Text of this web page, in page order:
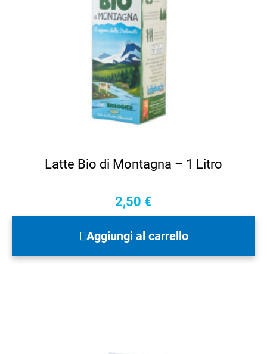
Latte Bio di Montagna – 1 Litro
2,50 €
Aggiungi al carrello